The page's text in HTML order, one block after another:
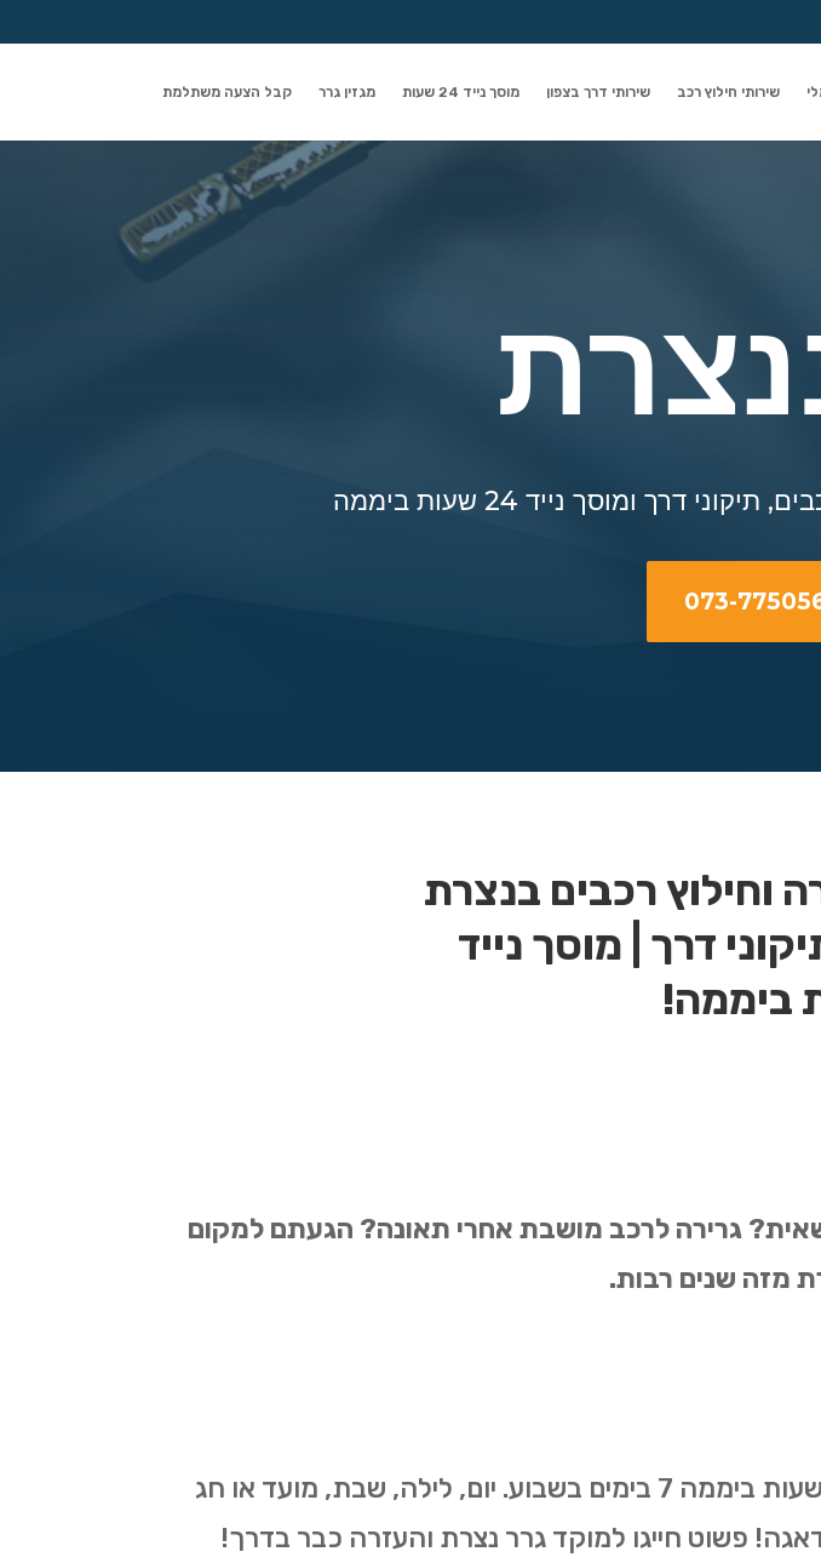
שירותי חילוץ רכב שירותי דרך בצפון מוסך נייד 24 שעות מגזין גרר קבל הצעה משתלמת
דרך ומוסך נייד 24 שעות ביממה
וחילוץ רכבים בנצרת
דרך | מוסך נייד
גרירה לרכב מושבת אחרי תאונה? הגעתם למקום
מזה שנים רבות.
שירותי גרר רכב, חילוץ רכבים ושירותי מוסך נייד ניתנים 24 שעות ביממה 7 בימים בשבוע. יום, לילה, שבת, מועד או חג
פשוט חייגו למוקד גרר נצרת והעזרה כבר בדרך!